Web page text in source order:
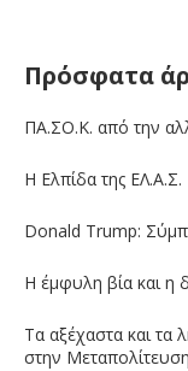
Πρόσφατα
ΠΑ.ΣΟ.Κ. από την
Η Ελπίδα της ΕΛ.Α.Σ.
Donald Trump:
Η έμφυλη βία και η
Τα αξέχαστα και τα
στην